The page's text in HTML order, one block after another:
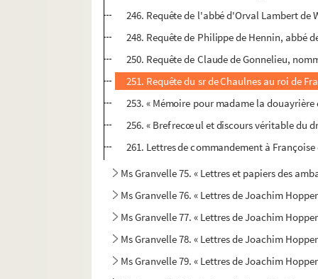
246. Requête de l'abbé d'Orval Lambert de
248. Requête de Philippe de Hennin, abbé
250. Requête de Claude de Gonnelieu,
251. Requête du sr de Chaulnes au roi de
253. « Mémoire pour madame la
256. « Bref recœul et discours véritable du
261. Lettres de commandement à
Ms Granvelle 75. « Lettres et papiers des
Ms Granvelle 76. « Lettres de Joachim
Ms Granvelle 77. « Lettres de Joachim
Ms Granvelle 78. « Lettres de Joachim
Ms Granvelle 79. « Lettres de Joachim